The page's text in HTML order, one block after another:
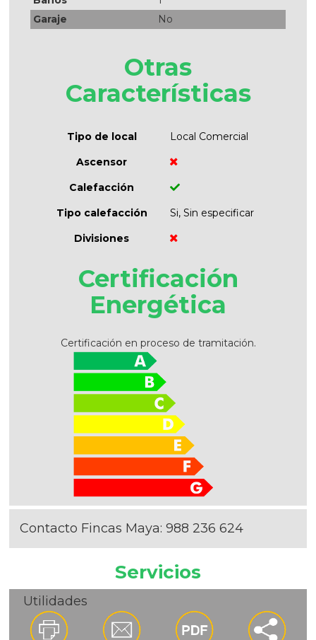
Garaje
No
Otras
Características
Tipo de local
Local Comercial
Ascensor
Calefacción
Tipo calefacción
Si, Sin especificar
Divisiones
Certificación
Energética
Certificación en proceso de tramitación.
Contacto Fincas Maya:988 236 624
Servicios
Utilidades